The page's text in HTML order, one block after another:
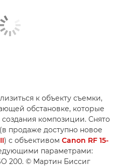
к объекту съемки,
обстановке, которые
композиции. Снято
продаже доступно новое
) с объективом Canon RF 15-
параметрами:
200. © Мартин Биссиг